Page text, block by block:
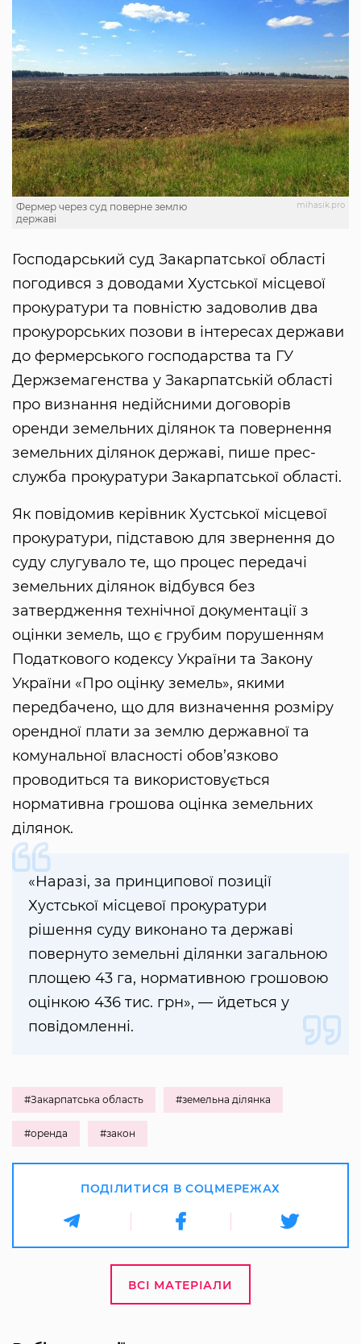
mihasik.pro
Фермер через суд поверне землю
державі
Господарський суд Закарпатської області
погодився з доводами Хустської місцевої
прокуратури та повністю задоволив два
прокурорських позови в інтересах держави
до фермерського господарства та ГУ
Держземагенства у Закарпатській області
про визнання недійсними договорів
оренди земельних ділянок та повернення
земельних ділянок державі, пише прес-
служба прокуратури Закарпатської області.
Як повідомив керівник Хустської місцевої
прокуратури, підставою для звернення до
суду слугувало те, що процес передачі
земельних ділянок відбувся без
затвердження технічної документації з
оцінки земель, що є грубим порушенням
Податкового кодексу України та Закону
України «Про оцінку земель», якими
передбачено, що для визначення розміру
орендної плати за землю державної та
комунальної власності обов’язково
проводиться та використовується
нормативна грошова оцінка земельних
ділянок.
«Наразі, за принципової позиції
Хустської місцевої прокуратури
рішення суду виконано та державі
повернуто земельні ділянки загальною
площею 43 га, нормативною грошовою
оцінкою 436 тис. грн», — йдеться у
повідомленні.
#Закарпатська область #земельна ділянка
#оренда #закон
ПОДІЛИТИСЯ В СОЦМЕРЕЖАХ
ВСІ МАТЕРІАЛИ